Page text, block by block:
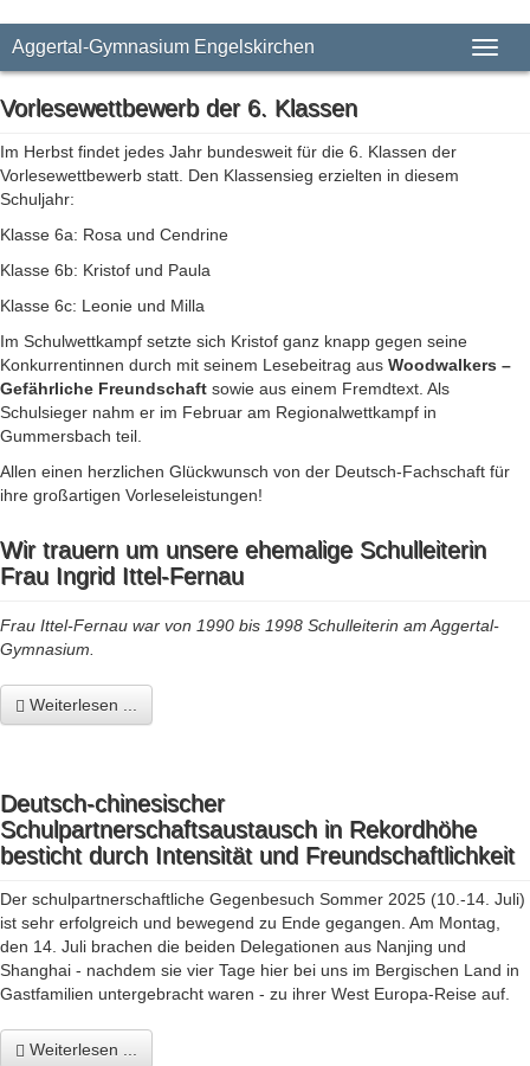
Aggertal-Gymnasium Engelskirchen
Vorlesewettbewerb der 6. Klassen
Im Herbst findet jedes Jahr bundesweit für die 6. Klassen der
Vorlesewettbewerb statt. Den Klassensieg erzielten in diesem
Schuljahr:
Klasse 6a: Rosa und Cendrine
Klasse 6b: Kristof und Paula
Klasse 6c: Leonie und Milla
Im Schulwettkampf setzte sich Kristof ganz knapp gegen seine
Konkurrentinnen durch mit seinem Lesebeitrag aus Woodwalkers –
Gefährliche Freundschaft sowie aus einem Fremdtext. Als
Schulsieger nahm er im Februar am Regionalwettkampf in
Gummersbach teil.
Allen einen herzlichen Glückwunsch von der Deutsch-Fachschaft für
ihre großartigen Vorleseleistungen!
Wir trauern um unsere ehemalige Schulleiterin
Frau Ingrid Ittel-Fernau
Frau Ittel-Fernau war von 1990 bis 1998 Schulleiterin am Aggertal-
Gymnasium.
Weiterlesen ...
Deutsch-chinesischer
Schulpartnerschaftsaustausch in Rekordhöhe
besticht durch Intensität und Freundschaftlichkeit
Der schulpartnerschaftliche Gegenbesuch Sommer 2025 (10.-14. Juli)
ist sehr erfolgreich und bewegend zu Ende gegangen. Am Montag,
den 14. Juli brachen die beiden Delegationen aus Nanjing und
Shanghai - nachdem sie vier Tage hier bei uns im Bergischen Land in
Gastfamilien untergebracht waren - zu ihrer West Europa-Reise auf.
Weiterlesen ...